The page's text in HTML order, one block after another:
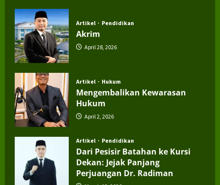
Artikel Pendidikan
Akrim
April 28, 2026
Artikel Hukum
Mengembalikan Kewarasan
Hukum
April 2, 2026
Artikel Pendidikan
Dari Pesisir Batahan ke Kursi
Dekan: Jejak Panjang
Perjuangan Dr. Radiman